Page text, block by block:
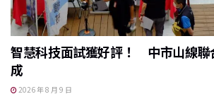
智慧科技面試獲好評！ 中市山線聯
成
2026 年 8 月 9 日